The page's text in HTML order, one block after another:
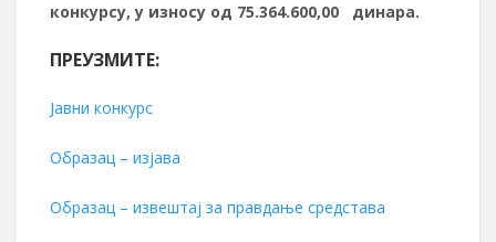
конкурсу, у износу од 75.364.600,00 динара.
ПРЕУЗМИТЕ:
Јавни конкурс
Образац – изјава
Образац – извештај за правдање средстава